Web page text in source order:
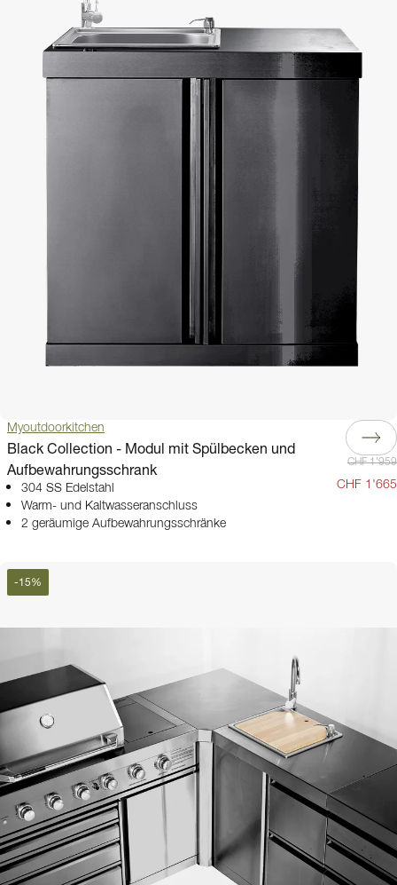
Myoutdoorkitchen
Black Collection - Modul mit Spülbecken und
Aufbewahrungsschrank
304 SS Edelstahl
Warm- und Kaltwasseranschluss
2 geräumige Aufbewahrungsschränke
CHF 1'959
CHF 1'665
-15%